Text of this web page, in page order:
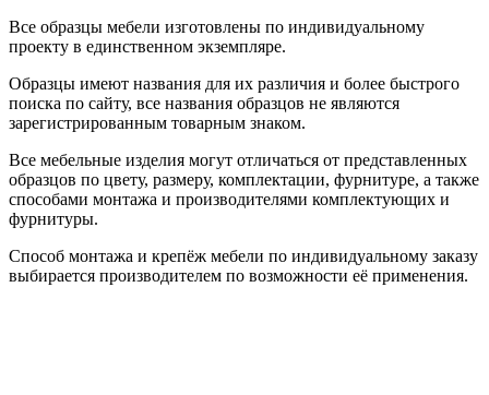
Все образцы мебели изготовлены по индивидуальному
проекту в единственном экземпляре.
Образцы имеют названия для их различия и более быстрого
поиска по сайту, все названия образцов не являются
зарегистрированным товарным знаком.
Все мебельные изделия могут отличаться от представленных
образцов по цвету, размеру, комплектации, фурнитуре, а также
способами монтажа и производителями комплектующих и
фурнитуры.
Способ монтажа и крепёж мебели по индивидуальному заказу
выбирается производителем по возможности её применения.